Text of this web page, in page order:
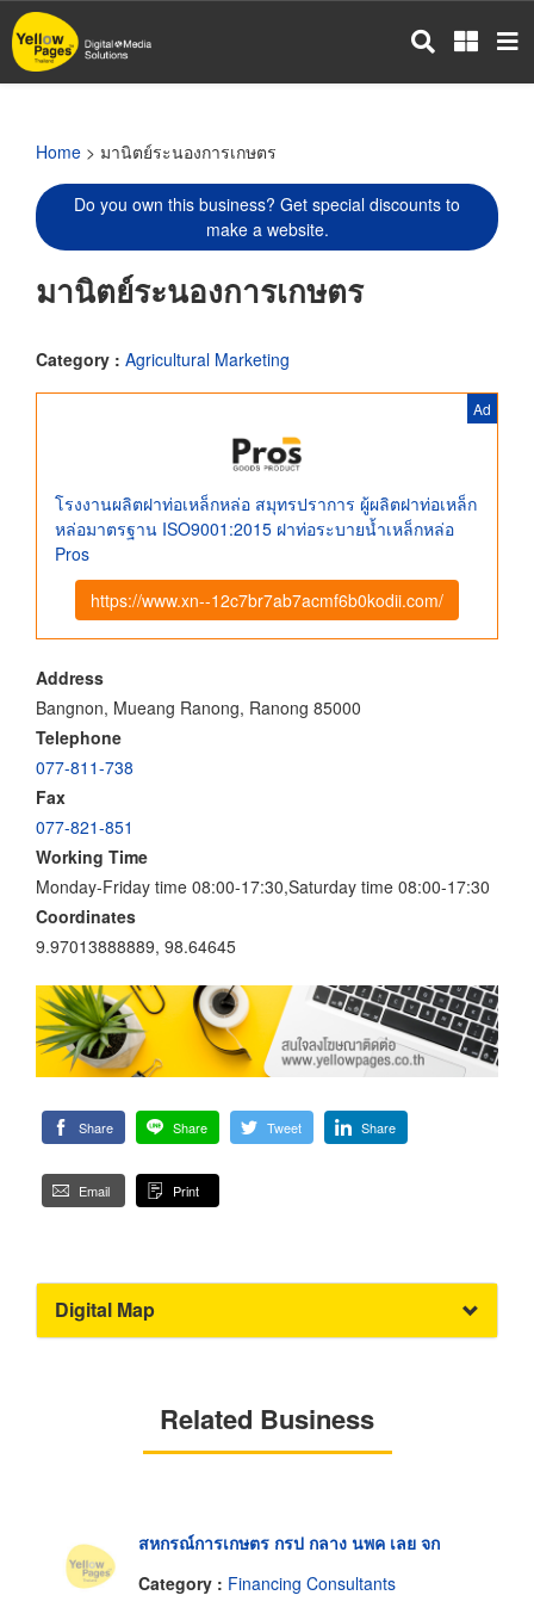
Skip
to
main
Home > มานิตย์ระนองการเกษตร
Do you own this business? Get special discounts to
make a website.
มานิตย์ระนองการเกษตร
Category : Agricultural Marketing
Ad
โรงงานผลิตฝาท่อเหล็กหล่อ สมุทรปราการ ผู้ผลิตฝาท่อเหล็ก
หล่อมาตรฐาน ISO9001:2015 ฝาท่อระบายน้ำเหล็กหล่อ
Pros
https://www.xn--12c7br7ab7acmf6b0kodii.com/
Address
Bangnon, Mueang Ranong, Ranong 85000
Telephone
077-811-738
Fax
077-821-851
Working Time
Monday-Friday time 08:00-17:30,Saturday time 08:00-17:30
Coordinates
9.97013888889, 98.64645
Share Share Tweet Share
Email Print
Digital Map
Related Business
สหกรณ์การเกษตร กรป กลาง นพค เลย จก
Category : Financing Consultants